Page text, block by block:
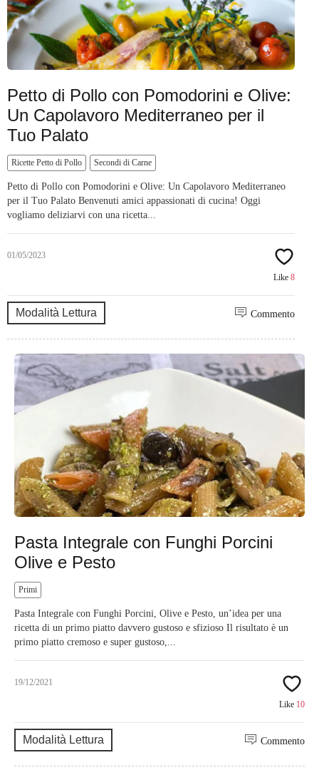
Petto di Pollo con Pomodorini e Olive:
Un Capolavoro Mediterraneo per il
Tuo Palato
Ricette Petto di Pollo Secondi di Carne
Petto di Pollo con Pomodorini e Olive: Un Capolavoro Mediterraneo
per il Tuo Palato Benvenuti amici appassionati di cucina! Oggi
vogliamo deliziarvi con una ricetta...
01/05/2023
Like 8
Modalità Lettura Commento
Pasta Integrale con Funghi Porcini
Olive e Pesto
Primi
Pasta Integrale con Funghi Porcini, Olive e Pesto, un’idea per una
ricetta di un primo piatto davvero gustoso e sfizioso Il risultato è un
primo piatto cremoso e super gustoso,...
19/12/2021
Like 10
Modalità Lettura Commento